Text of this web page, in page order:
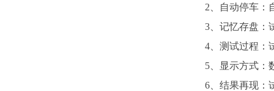
2 、自动停车
3、记忆存盘：
4、测试过程：
5、显示方式：
6、结果再现：